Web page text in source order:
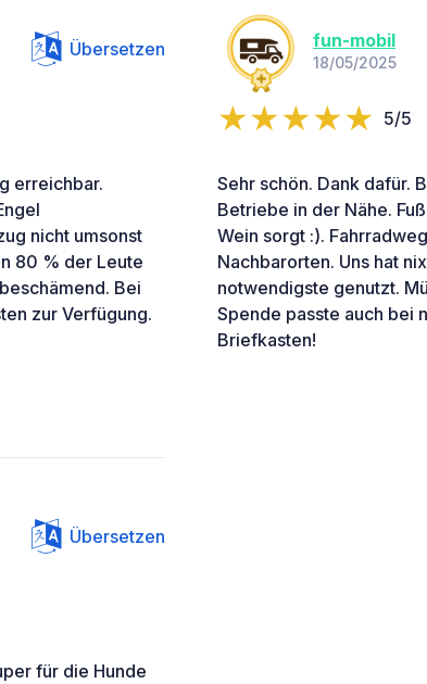
Übersetzen
erreichbar.
nicht umsonst
80 % der Leute
Bei
zur Verfügung.
fun-mobil
18/05/2025
5/5
Sehr schön. Dank dafür.
Betriebe in der Nähe.
Wein sorgt :).
Nachbarorten. Uns hat
notwendigste genutzt.
Spende passte auch bei
Briefkasten!
Übersetzen
für die Hunde